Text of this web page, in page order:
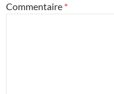
Commentaire *